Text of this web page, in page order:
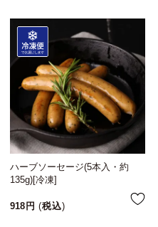
ハーブソーセージ(5本入・約
135g)[冷凍]
918 税込